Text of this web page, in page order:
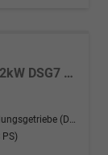
R-Line 2.0 TDI SCR 4Motion 193PS/142kW DSG7 2026
Doppelkupplungsgetriebe (DSG)
PS)